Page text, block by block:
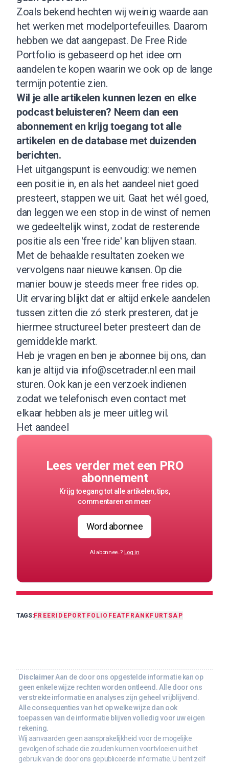
Zoals bekend hechten wij weinig waarde aan
het werken met modelportefeuilles. Daarom
hebben we dat aangepast. De Free Ride
Portfolio is gebaseerd op het idee om
aandelen te kopen waarin we ook op de lange
termijn potentie zien.
Wil je alle artikelen kunnen lezen en elke
podcast beluisteren? Neem dan een
abonnementen krijg toegang tot alle
artikelen en de database met duizenden
berichten.
Het uitgangspunt is eenvoudig: we nemen
een positie in, en als het aandeel niet goed
presteert, stappen we uit. Gaat het wél goed,
dan leggen we een stop in de winst of nemen
we gedeeltelijk winst, zodat de resterende
positie als een 'free ride' kan blijven staan.
Met de behaalde resultaten zoeken we
vervolgens naar nieuwe kansen. Op die
manier bouw je steeds meer free rides op.
Uit ervaring blijkt dat er altijd enkele aandelen
tussen zitten die zó sterk presteren, dat je
hiermee structureel beter presteert dan de
gemiddelde markt.
Heb je vragen en ben je abonnee bij ons, dan
kan je altijd via info@scetrader.nl een mail
sturen. Ook kan je een verzoek indienen
zodat we telefonisch even contact met
elkaar hebben als je meer uitleg wil.
Het aandeel
Lees verder met een PRO
abonnement
Krijg toegang tot alle artikelen, tips,
commentaren en meer
Word abonnee
Al abonnee..? Log in
TAGS:FREERIDEPORTFOLIO FEATFRANKFURTSAP
Disclaimer Aan de door ons opgestelde informatie kan op
geen enkele wijze rechten worden ontleend. Alle door ons
verstrekte informatie en analyses zijn geheel vrijblijvend.
Alle consequenties van het op welke wijze dan ook
toepassen van de informatie blijven volledig voor uw eigen
rekening.
Wij aanvaarden geen aansprakelijkheid voor de mogelijke
gevolgen of schade die zouden kunnen voortvloeien uit het
gebruik van de door ons gepubliceerde informatie. U bent zelf